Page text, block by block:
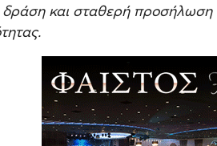
δράση και σταθερή προσήλωση